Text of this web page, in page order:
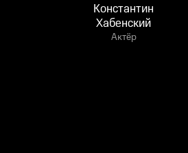
Константин
Хабенский
Актёр